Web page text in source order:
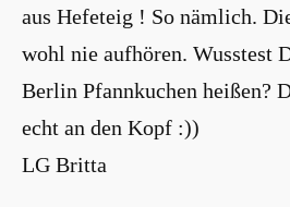
aus Hefeteig ! So nämlich.
wohl nie aufhören. Wusstest
Berlin Pfannkuchen heißen?
echt an den Kopf :))
LG Britta